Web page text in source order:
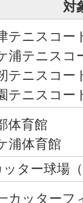
対
テニスコー
浦テニスコ
テニスコー
テニスコー
体育館
浦体育館
ター球場
カッターフ